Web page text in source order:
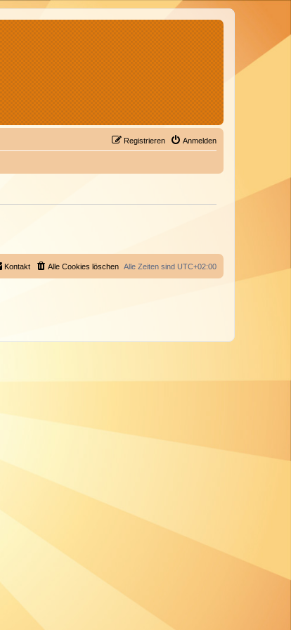
Anmelden
Registrieren
Alle Zeiten sind UTC+02:00
Alle Cookies löschen
Kontakt